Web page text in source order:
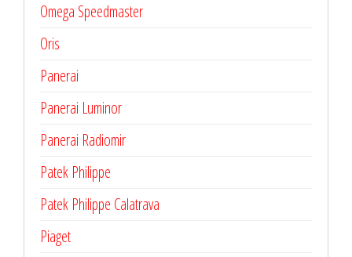
Omega Speedmaster
Oris
Panerai
Panerai Luminor
Panerai Radiomir
Patek Philippe
Patek Philippe Calatrava
Piaget